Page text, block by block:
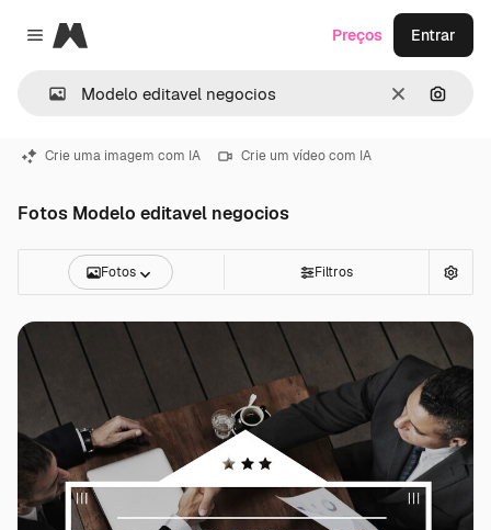
Close menu
Magnific
Limpar
Preços Entrar
Crie uma imagem com IA Crie um vídeo com IA
Fotos Modelo editavel negocios
Fotos Filtros